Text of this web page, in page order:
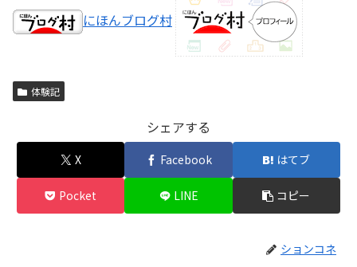
にほんブログ村
体験記
シェアする
X Facebook はてブ
Pocket LINE コピー
ションコネ